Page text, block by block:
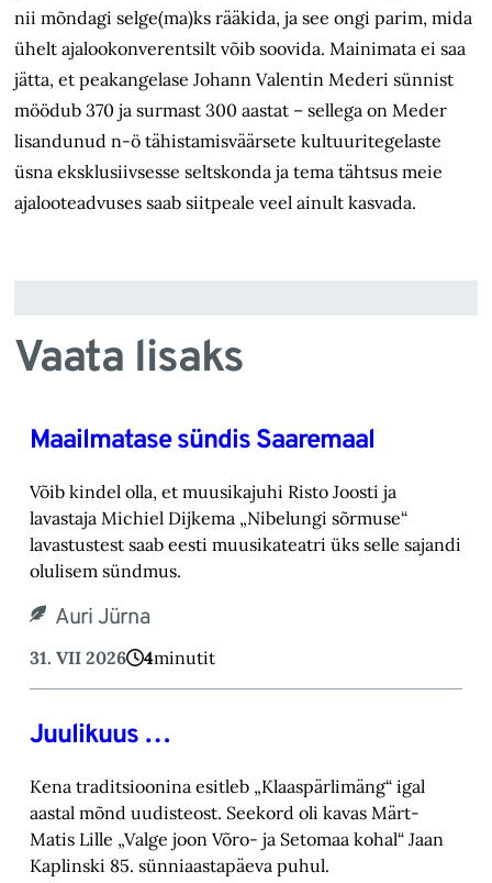
nii mõndagi selge(ma)ks rääkida, ja see ongi parim, mida
ühelt ajalookonverentsilt võib soovida. Mainimata ei saa
jätta, et peakangelase Johann Valentin Mederi sünnist
möödub 370 ja surmast 300 aastat – sellega on Meder
lisandunud n-ö tähistamisväärsete kultuuri­tegelaste
üsna eksklusiivsesse seltskonda ja tema tähtsus meie
ajalooteadvuses saab siitpeale veel ainult kasvada.
Vaata lisaks
Maailmatase sündis Saaremaal
Võib kindel olla, et muusikajuhi Risto Joosti ja
lavastaja Michiel Dijkema „Nibelungi sõrmuse“
lavastustest saab eesti muusikateatri üks selle sajandi
olulisem sündmus.
Auri Jürna
31. VII 2026 4minutit
Juulikuus …
Kena traditsioonina esitleb „Klaaspärlimäng“ igal
aastal mõnd uudisteost. Seekord oli kavas Märt-
Matis Lille „Valge joon Võro- ja Setomaa kohal“ Jaan
Kaplinski 85. sünniaastapäeva puhul.